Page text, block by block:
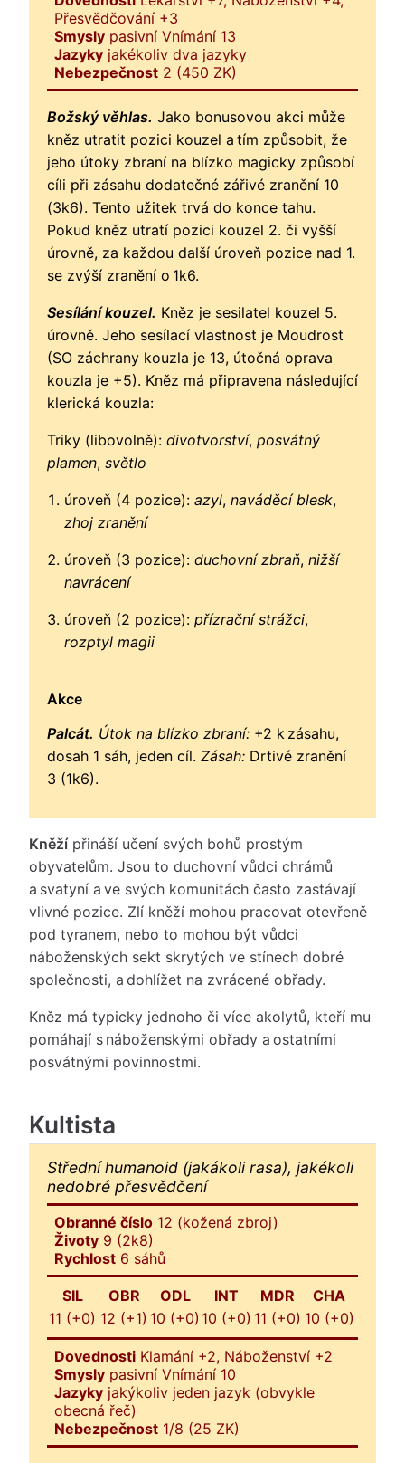
Přesvědčování +3
Smysly pasivní Vnímání 13
Jazyky jakékoliv dva jazyky
Nebezpečnost 2 (450 ZK)
Božský věhlas. Jako bonusovou akci může
kněz utratit pozici kouzel a tím způsobit, že
jeho útoky zbraní na blízko magicky způsobí
cíli při zásahu dodatečné zářivé zranění 10
(3k6). Tento užitek trvá do konce tahu.
Pokud kněz utratí pozici kouzel 2. či vyšší
úrovně, za každou další úroveň pozice nad 1.
se zvýší zranění o 1k6.
Sesílání kouzel. Kněz je sesilatel kouzel 5.
úrovně. Jeho sesílací vlastnost je Moudrost
(SO záchrany kouzla je 13, útočná oprava
kouzla je +5). Kněz má připravena následující
klerická kouzla:
Triky (libovolně): divotvorství, posvátný
plamen, světlo
úroveň (4 pozice):azyl,naváděcí blesk,
zhoj zranění
úroveň (3 pozice):duchovní zbraň,nižší
navrácení
úroveň (2 pozice):přízrační strážci,
rozptyl magii
Akce
Palcát. Útok na blízko zbraní: +2 k zásahu,
dosah 1 sáh, jeden cíl. Zásah: Drtivé zranění
3 (1k6).
Kněžípřináší učení svých bohů prostým
obyvatelům. Jsou to duchovní vůdci chrámů
a svatyní a ve svých komunitách často zastávají
vlivné pozice. Zlí kněží mohou pracovat otevřeně
pod tyranem, nebo to mohou být vůdci
náboženských sekt skrytých ve stínech dobré
společnosti, a dohlížet na zvrácené obřady.
Kněz má typicky jednoho či více akolytů, kteří mu
pomáhají s náboženskými obřady a ostatními
posvátnými povinnostmi.
Kultista
Střední humanoid (jakákoli rasa), jakékoli
nedobré přesvědčení
Obranné číslo 12 (kožená zbroj)
Životy 9 (2k8)
Rychlost 6 sáhů
SIL
11 (+0)
OBR
12 (+1)
ODL
10 (+0)
INT
10 (+0)
MDR
11 (+0)
CHA
10 (+0)
Dovednosti Klamání +2, Náboženství +2
Smysly pasivní Vnímání 10
Jazyky jakýkoliv jeden jazyk (obvykle
obecná řeč)
Nebezpečnost 1/8 (25 ZK)